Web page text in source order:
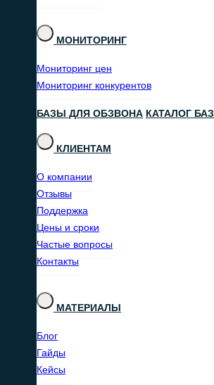
МОНИТОРИНГ
Мониторинг цен
Мониторинг конкурентов
БАЗЫ ДЛЯ ОБЗВОНА КАТАЛОГ БАЗ
КЛИЕНТАМ
О компании
Отзывы
Поддержка
Цены и сроки
Частые вопросы
Контакты
МАТЕРИАЛЫ
Блог
Гайды
Кейсы